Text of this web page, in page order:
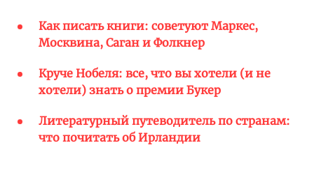
Как писать книги: советуют Маркес,
Москвина, Саган и Фолкнер
Круче Нобеля: все, что вы хотели (и не
хотели) знать о премии Букер
Литературный путеводитель по странам:
что почитать об Ирландии